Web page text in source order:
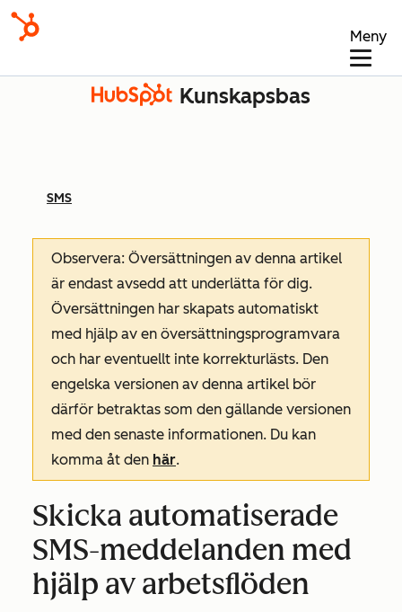
Meny
Kunskapsbas
SMS
Observera: Översättningen av denna artikel
är endast avsedd att underlätta för dig.
Översättningen har skapats automatiskt
med hjälp av en översättningsprogramvara
och har eventuellt inte korrekturlästs. Den
engelska versionen av denna artikel bör
därför betraktas som den gällande versionen
med den senaste informationen. Du kan
komma åt den här.
Skicka automatiserade
SMS-meddelanden med
hjälp av arbetsflöden